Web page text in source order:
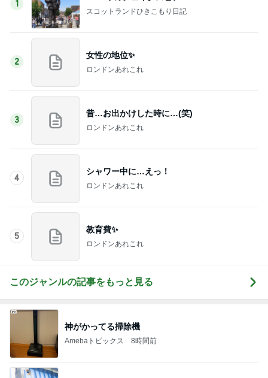
1
スコットランドひきこもり日記
2
女性の地位✨
ロンドンあれこれ
3
昔…お出かけした時に…(笑)
ロンドンあれこれ
4
シャワー中に…えっ！
ロンドンあれこれ
5
教育費✨
ロンドンあれこれ
このジャンルの記事をもっと見る
神がかってる掃除機
Amebaトピックス 8時間前